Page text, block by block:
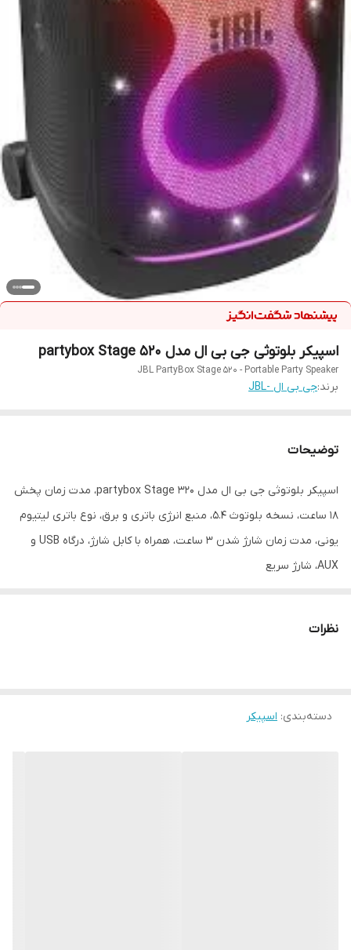
اسپیکر بلوتوثی جی بی ال مدل partybox Stage 520
JBL PartyBox Stage 520 - Portable Party Speaker
برند:جی بی ال -JBL
توضیحات
اسپیکر بلوتوثی جی بی ال مدل partybox Stage 320، مدت زمان پخش
18 ساعت، نسخه بلوتوث 5.4، منبع انرژی باتری و برق، نوع باتری لیتیوم
یونی، مدت زمان شارژ شدن 3 ساعت، همراه با کابل شارژ، درگاه USB و
AUX، شارژ سریع
نظرات
دسته‌بندی: اسپیکر